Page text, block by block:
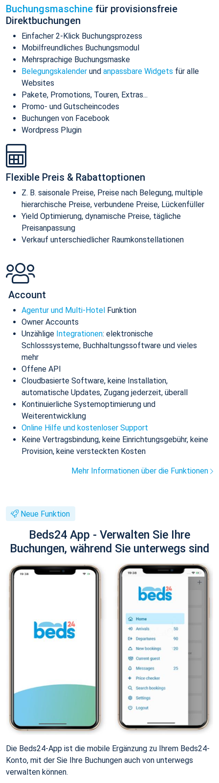
Buchungsmaschine für provisionsfreie
Direktbuchungen
Einfacher 2-Klick Buchungsprozess
Mobilfreundliches Buchungsmodul
Mehrsprachige Buchungsmaske
Belegungskalender und anpassbare Widgets für alle
Websites
Pakete, Promotions, Touren, Extras...
Promo- und Gutscheincodes
Buchungen von Facebook
Wordpress Plugin
Flexible Preis & Rabattoptionen
Z. B. saisonale Preise, Preise nach Belegung, multiple
hierarchische Preise, verbundene Preise, Lückenfüller
Yield Optimierung, dynamische Preise, tägliche
Preisanpassung
Verkauf unterschiedlicher Raumkonstellationen
Account
Agentur und Multi-Hotel Funktion
Owner Accounts
Unzählige Integrationen: elektronische
Schlosssysteme, Buchhaltungssoftware und vieles
mehr
Offene API
Cloudbasierte Software, keine Installation,
automatische Updates, Zugang jederzeit, überall
Kontinuierliche Systemoptimierung und
Weiterentwicklung
Online Hilfe und kostenloser Support
Keine Vertragsbindung, keine Einrichtungsgebühr, keine
Provision, keine versteckten Kosten
Mehr Informationen über die Funktionen
Neue Funktion
Beds24 App - Verwalten Sie Ihre
Buchungen, während Sie unterwegs sind
Die Beds24-App ist die mobile Ergänzung zu Ihrem Beds24-
Konto, mit der Sie Ihre Buchungen auch von unterwegs
verwalten können.